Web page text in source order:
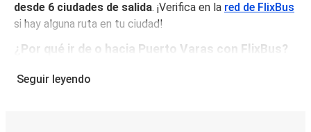
desde 6 ciudades de salida. ¡Verifica en la red de FlixBus
si hay alguna ruta en tu ciudad!
¿Por qué ir de o hacia Puerto Varas con FlixBus?
FlixBus combina precios bajos con comodidad para
Seguir leyendo